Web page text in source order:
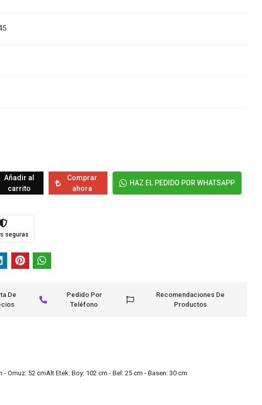
Añadir al
carrito
Comprar
ahora
HAZ EL PEDIDO POR WHATSAPP
seguras
De
Pedido Por
Teléfono
Recomendaciones De
Productos
Omuz: 52 cmAlt Etek: Boy: 102 cm - Bel: 25 cm - Basen: 30 cm